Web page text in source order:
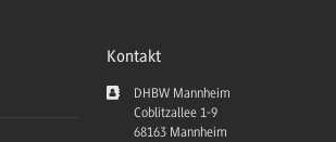
Kontakt
DHBW Mannheim
Coblitzallee 1-9
68163 Mannheim